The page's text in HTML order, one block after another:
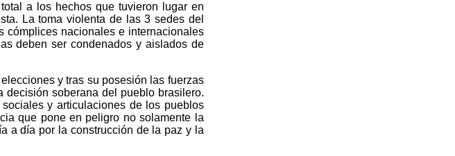
a los hechos que tuvieron lugar en
La toma violenta de las 3 sedes del
cómplices nacionales e internacionales
deben ser condenados y aislados de
y tras su posesión las fuerzas
decisión soberana del pueblo brasilero.
y articulaciones de los pueblos
que pone en peligro no solamente la
a día por la construcción de la paz y la